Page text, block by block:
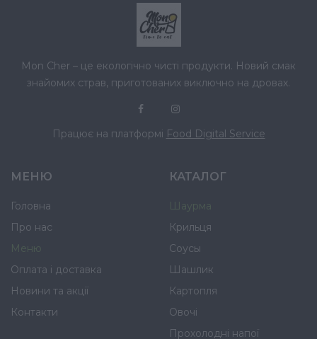
Mon Cher – це екологічно чисті продукти. Новий смак
знайомих страв, приготованих виключно на дровах.
Працює на платформі Food Digital Service
МЕНЮ
Головна
Про нас
Меню
Оплата і доставка
Новини та акції
Контакти
КАТАЛОГ
Шаурма
Крильця
Соусы
Шашлик
Картопля
Овочі
Прохолодні напої